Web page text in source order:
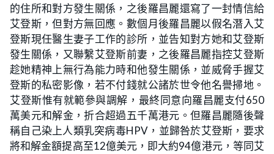
的住所和對方發生關係，之後羅昌麗還寫了一封情信給
艾登斯，但對方無回應。數個月後羅昌麗以假名潛入艾
登斯現任醫生妻子工作的診所，並告知對方她和艾登斯
發生關係，又聯繫艾登斯前妻，之後羅昌麗指控艾登斯
趁她精神上無行為能力時和他發生關係，並威脅手握艾
登斯的私密影像，若不付錢就公諸於世令他名譽掃地。
艾登斯惟有就範參與調解，最終同意向羅昌麗支付650
萬美元和解金，折合超過五千萬港元。但羅昌麗隨後聲
稱自己染上人類乳突病毒HPV，並歸咎於艾登斯，要求
將和解金額提高至12億美元，即大約94億港元，等同艾